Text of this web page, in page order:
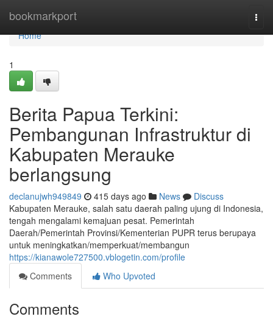
bookmarkport
Home
Home
1
Berita Papua Terkini:
Pembangunan Infrastruktur di
Kabupaten Merauke
berlangsung
declanujwh949849 415 days ago News
Discuss
Kabupaten Merauke, salah satu daerah paling ujung di Indonesia,
tengah mengalami kemajuan pesat. Pemerintah
Daerah/Pemerintah Provinsi/Kementerian PUPR terus berupaya
untuk meningkatkan/memperkuat/membangun
https://kianawole727500.vblogetin.com/profile
Comments
Who Upvoted
Comments